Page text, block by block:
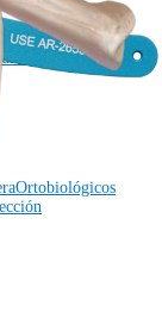
vertebral
Ortobiológicos